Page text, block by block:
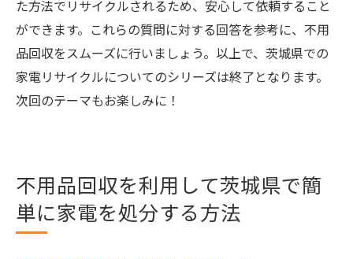
た方法でリサイクルされるため、安心して依頼すること
ができます。これらの質問に対する回答を参考に、不用
品回収をスムーズに行いましょう。以上で、茨城県での
家電リサイクルについてのシリーズは終了となります。
次回のテーマもお楽しみに！
不用品回収を利用して茨城県で簡
単に家電を処分する方法